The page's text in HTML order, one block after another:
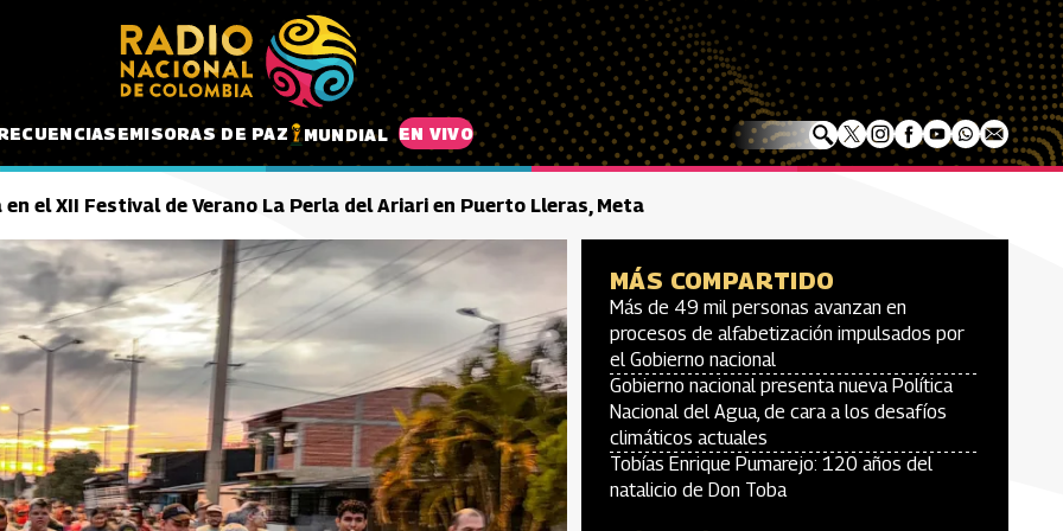
EMISORAS DE PAZ MUNDIAL EN VIVO
el XII Festival de Verano La Perla del Ariari en Puerto Lleras, Meta
MÁS COMPARTIDO
Más de 49 mil personas avanzan en
procesos de alfabetización impulsados por
el Gobierno nacional
Gobierno nacional presenta nueva Política
Nacional del Agua, de cara a los desafíos
climáticos actuales
Tobías Enrique Pumarejo: 120 años del
natalicio de Don Toba